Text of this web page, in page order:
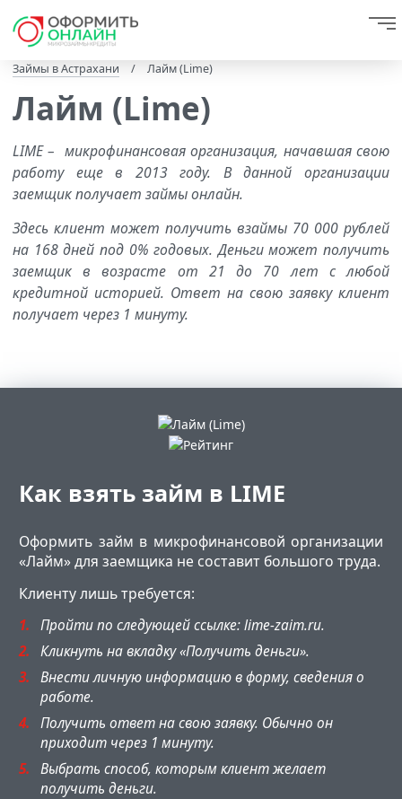
Займы в Астрахани / Лайм (Lime)
Лайм (Lime)
LIME – микрофинансовая организация, начавшая свою
работу еще в 2013 году. В данной организации
заемщик получает займы онлайн.
Здесь клиент может получить взаймы 70 000 рублей
на 168 дней под 0% годовых. Деньги может получить
заемщик в возрасте от 21 до 70 лет с любой
кредитной историей. Ответ на свою заявку клиент
получает через 1 минуту.
Как взять займ в LIME
Оформить займ в микрофинансовой организации
«Лайм» для заемщика не составит большого труда.
Клиенту лишь требуется:
Пройти по следующей ссылке: lime-zaim.ru.
Кликнуть на вкладку «Получить деньги».
Внести личную информацию в форму, сведения о
работе.
Получить ответ на свою заявку. Обычно он
приходит через 1 минуту.
Выбрать способ, которым клиент желает
получить деньги.